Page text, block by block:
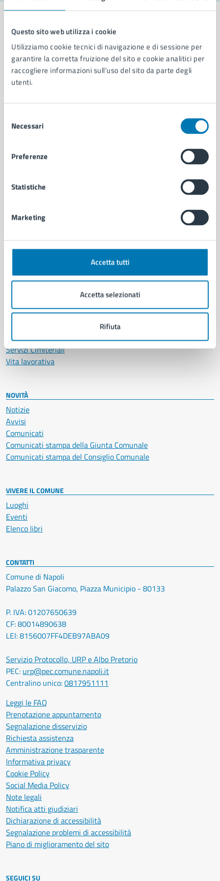
Questo sito web utilizza i cookie
Utilizziamo cookie tecnici di navigazione e di sessione per
garantire la corretta fruizione del sito e cookie analitici per
raccogliere informazioni sull'uso del sito da parte degli
utenti.
delNecessari
Preferenze
Statistiche
Marketing
Accetta tutti
Accetta selezionati
Rifiuta
Comune di Napoli
AMMINISTRAZIONE
Municipalità
Politici
Documenti e dati
Cultura e tempo libero
Documenti e certificati
Giustizia e sicurezza pubblica
Salute, benessere e assistenza
Servizi Cimiteriali
Vita lavorativa
NOVITÀ
Notizie
Avvisi
Comunicati
Comunicati stampa della Giunta Comunale
Comunicati stampa del Consiglio Comunale
VIVERE IL COMUNE
Luoghi
Eventi
Elenco libri
CONTATTI
Comune di Napoli
Palazzo San Giacomo, Piazza Municipio - 80133
P. IVA: 01207650639
CF: 80014890638
LEI: 8156007FF4DEB97ABA09
Servizio Protocollo, URP e Albo Pretorio
PEC: urp@pec.comune.napoli.it
Centralino unico:0817951111
Leggi le FAQ
Prenotazione appuntamento
Segnalazione disservizio
Richiesta assistenza
Amministrazione trasparente
Informativa privacy
Cookie Policy
Social Media Policy
Note legali
Notifica atti giudiziari
Dichiarazione di accessibilità
Segnalazione problemi di accessibilità
Piano di miglioramento del sito
SEGUICI SU